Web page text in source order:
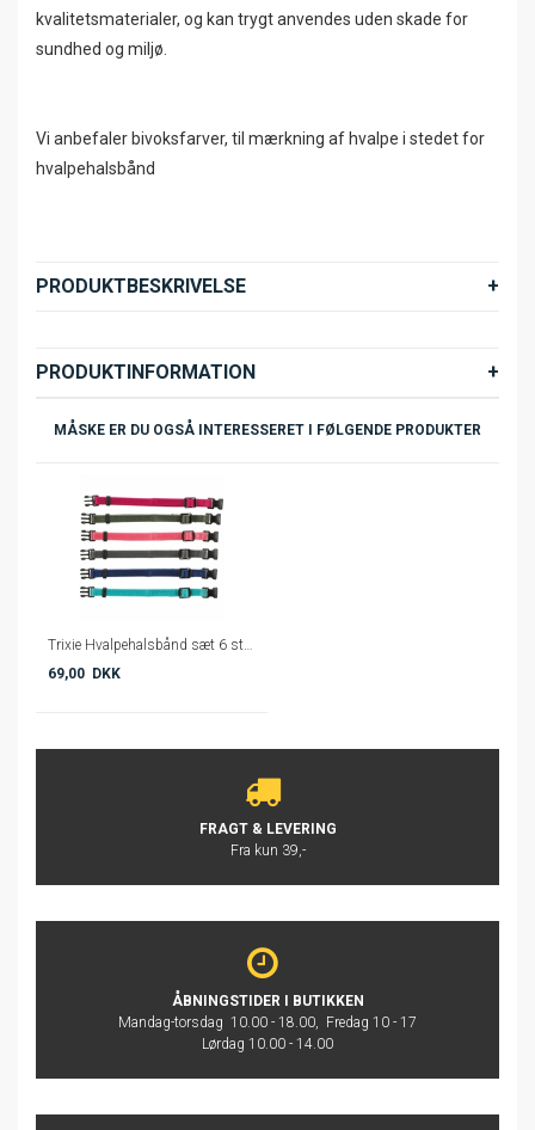
kvalitetsmaterialer, og kan trygt anvendes uden skade for
sundhed og miljø.
Vi anbefaler bivoksfarver, til mærkning af hvalpe i stedet for
hvalpehalsbånd
PRODUKTBESKRIVELSE
PRODUKTINFORMATION
MÅSKE ER DU OGSÅ INTERESSERET I FØLGENDE PRODUKTER
Trixie Hvalpehalsbånd sæt 6 stk. - 22-35 cm.
69,00 DKK
FRAGT & LEVERING
Fra kun 39,-
ÅBNINGSTIDER I BUTIKKEN
Mandag-torsdag 10.00 - 18.00, Fredag 10 - 17
Lørdag 10.00 - 14.00